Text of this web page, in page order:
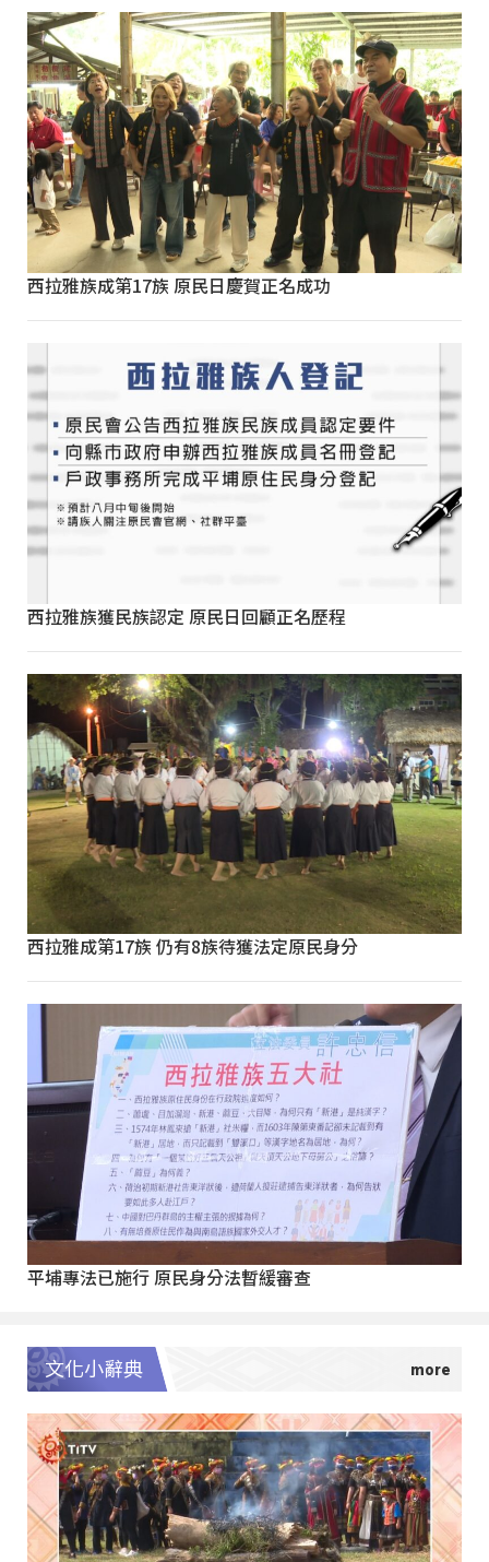
西拉雅族成第17族 原民日慶賀正名成功
西拉雅族獲民族認定 原民日回顧正名歷程
西拉雅成第17族 仍有8族待獲法定原民身分
平埔專法已施行 原民身分法暫緩審查
文化小辭典